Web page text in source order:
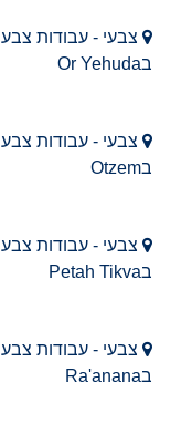
צבעי - עבודות צבע
בOr Yehuda
צבעי - עבודות צבע
בOtzem
צבעי - עבודות צבע
בPetah Tikva
צבעי - עבודות צבע
בRa'anana